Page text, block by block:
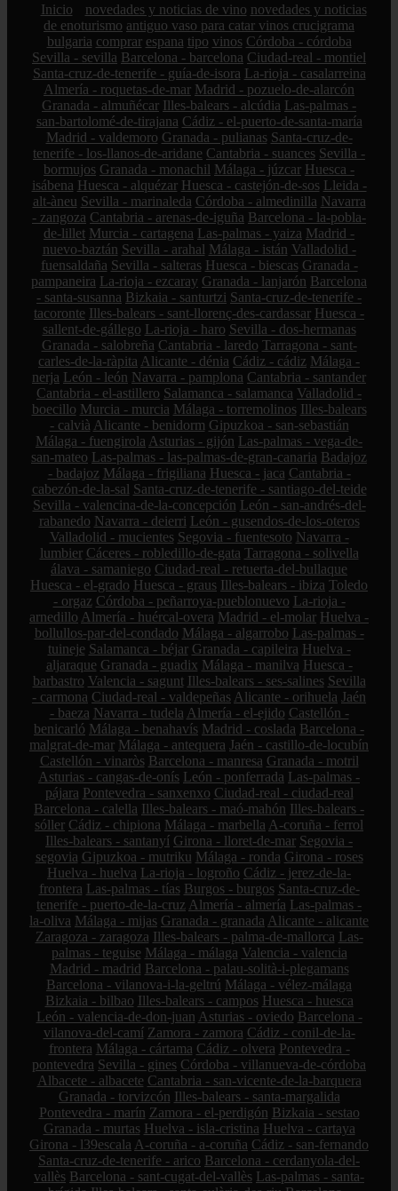
Inicio novedades y noticias de vino novedades y noticias
de enoturismo antiguo vaso para catar vinos crucigrama
bulgaria comprar espana tipo vinos Córdoba - córdoba
Sevilla - sevilla Barcelona - barcelona Ciudad-real - montiel
Santa-cruz-de-tenerife - guía-de-isora La-rioja - casalarreina
Almería - roquetas-de-mar Madrid - pozuelo-de-alarcón
Granada - almuñécar Illes-balears - alcúdia Las-palmas -
san-bartolomé-de-tirajana Cádiz - el-puerto-de-santa-maría
Madrid - valdemoro Granada - pulianas Santa-cruz-de-
tenerife - los-llanos-de-aridane Cantabria - suances Sevilla -
bormujos Granada - monachil Málaga - júzcar Huesca -
isábena Huesca - alquézar Huesca - castejón-de-sos Lleida -
alt-àneu Sevilla - marinaleda Córdoba - almedinilla Navarra
- zangoza Cantabria - arenas-de-iguña Barcelona - la-pobla-
de-lillet Murcia - cartagena Las-palmas - yaiza Madrid -
nuevo-baztán Sevilla - arahal Málaga - istán Valladolid -
fuensaldaña Sevilla - salteras Huesca - biescas Granada -
pampaneira La-rioja - ezcaray Granada - lanjarón Barcelona
- santa-susanna Bizkaia - santurtzi Santa-cruz-de-tenerife -
tacoronte Illes-balears - sant-llorenç-des-cardassar Huesca -
sallent-de-gállego La-rioja - haro Sevilla - dos-hermanas
Granada - salobreña Cantabria - laredo Tarragona - sant-
carles-de-la-ràpita Alicante - dénia Cádiz - cádiz Málaga -
nerja León - león Navarra - pamplona Cantabria - santander
Cantabria - el-astillero Salamanca - salamanca Valladolid -
boecillo Murcia - murcia Málaga - torremolinos Illes-balears
- calvià Alicante - benidorm Gipuzkoa - san-sebastián
Málaga - fuengirola Asturias - gijón Las-palmas - vega-de-
san-mateo Las-palmas - las-palmas-de-gran-canaria Badajoz
- badajoz Málaga - frigiliana Huesca - jaca Cantabria -
cabezón-de-la-sal Santa-cruz-de-tenerife - santiago-del-teide
Sevilla - valencina-de-la-concepción León - san-andrés-del-
rabanedo Navarra - deierri León - gusendos-de-los-oteros
Valladolid - mucientes Segovia - fuentesoto Navarra -
lumbier Cáceres - robledillo-de-gata Tarragona - solivella
álava - samaniego Ciudad-real - retuerta-del-bullaque
Huesca - el-grado Huesca - graus Illes-balears - ibiza Toledo
- orgaz Córdoba - peñarroya-pueblonuevo La-rioja -
arnedillo Almería - huércal-overa Madrid - el-molar Huelva -
bollullos-par-del-condado Málaga - algarrobo Las-palmas -
tuineje Salamanca - béjar Granada - capileira Huelva -
aljaraque Granada - guadix Málaga - manilva Huesca -
barbastro Valencia - sagunt Illes-balears - ses-salines Sevilla
- carmona Ciudad-real - valdepeñas Alicante - orihuela Jaén
- baeza Navarra - tudela Almería - el-ejido Castellón -
benicarló Málaga - benahavís Madrid - coslada Barcelona -
malgrat-de-mar Málaga - antequera Jaén - castillo-de-locubín
Castellón - vinaròs Barcelona - manresa Granada - motril
Asturias - cangas-de-onís León - ponferrada Las-palmas -
pájara Pontevedra - sanxenxo Ciudad-real - ciudad-real
Barcelona - calella Illes-balears - maó-mahón Illes-balears -
sóller Cádiz - chipiona Málaga - marbella A-coruña - ferrol
Illes-balears - santanyí Girona - lloret-de-mar Segovia -
segovia Gipuzkoa - mutriku Málaga - ronda Girona - roses
Huelva - huelva La-rioja - logroño Cádiz - jerez-de-la-
frontera Las-palmas - tías Burgos - burgos Santa-cruz-de-
tenerife - puerto-de-la-cruz Almería - almería Las-palmas -
la-oliva Málaga - mijas Granada - granada Alicante - alicante
Zaragoza - zaragoza Illes-balears - palma-de-mallorca Las-
palmas - teguise Málaga - málaga Valencia - valencia
Madrid - madrid Barcelona - palau-solità-i-plegamans
Barcelona - vilanova-i-la-geltrú Málaga - vélez-málaga
Bizkaia - bilbao Illes-balears - campos Huesca - huesca
León - valencia-de-don-juan Asturias - oviedo Barcelona -
vilanova-del-camí Zamora - zamora Cádiz - conil-de-la-
frontera Málaga - cártama Cádiz - olvera Pontevedra -
pontevedra Sevilla - gines Córdoba - villanueva-de-córdoba
Albacete - albacete Cantabria - san-vicente-de-la-barquera
Granada - torvizcón Illes-balears - santa-margalida
Pontevedra - marín Zamora - el-perdigón Bizkaia - sestao
Granada - murtas Huelva - isla-cristina Huelva - cartaya
Girona - l39escala A-coruña - a-coruña Cádiz - san-fernando
Santa-cruz-de-tenerife - arico Barcelona - cerdanyola-del-
vallès Barcelona - sant-cugat-del-vallès Las-palmas - santa-